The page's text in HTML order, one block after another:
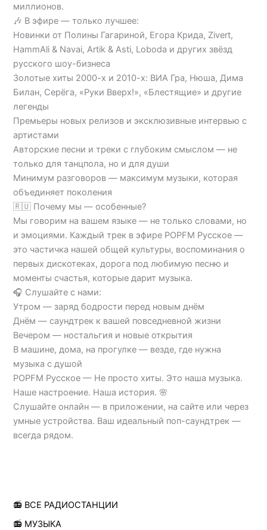
миллионов.
🎶 В эфире — только лучшее:
Новинки от Полины Гагариной, Егора Крида, Zivert,
HammAli & Navai, Artik & Asti, Loboda и других звёзд
русского шоу-бизнеса
Золотые хиты 2000-х и 2010-х: ВИА Гра, Нюша, Дима
Билан, Серёга, «Руки Вверх!», «Блестящие» и другие
легенды
Премьеры новых релизов и эксклюзивные интервью с
артистами
Авторские песни и треки с глубоким смыслом — не
только для танцпола, но и для души
Минимум разговоров — максимум музыки, которая
объединяет поколения
🇷🇺 Почему мы — особенные?
Мы говорим на вашем языке — не только словами, но
и эмоциями. Каждый трек в эфире POPFM Русское —
это частичка нашей общей культуры, воспоминания о
первых дискотеках, дорога под любимую песню и
моменты счастья, которые дарит музыка.
🎧 Слушайте с нами:
Утром — заряд бодрости перед новым днём
Днём — саундтрек к вашей повседневной жизни
Вечером — ностальгия и новые открытия
В машине, дома, на прогулке — везде, где нужна
музыка с душой
POPFM Русское — Не просто хиты. Это наша музыка.
Наше настроение. Наша история. 🌸
Слушайте онлайн — в приложении, на сайте или через
умные устройства. Ваш идеальный поп-саундтрек —
всегда рядом.
📻 ВСЕ РАДИОСТАНЦИИ
📻 МУЗЫКА